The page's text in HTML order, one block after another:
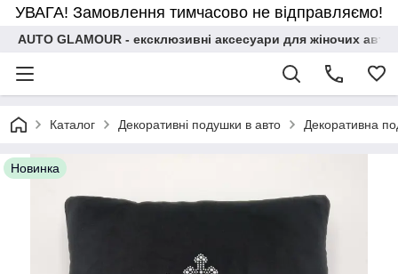
УВАГА! Замовлення тимчасово не відправляємо!
AUTO GLAMOUR - ексклюзивні аксесуари для жіночих
Каталог Декоративні подушки в авто Декоративна
Новинка